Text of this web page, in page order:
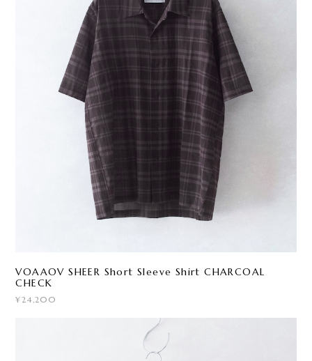
VOAAOV SHEER Short Sleeve Shirt CHARCOAL
CHECK
¥24,200